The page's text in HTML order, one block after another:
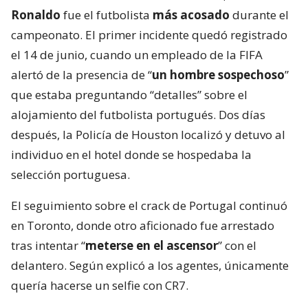
Ronaldo fue el futbolista más acosado durante el
campeonato. El primer incidente quedó registrado
el 14 de junio, cuando un empleado de la FIFA
alertó de la presencia de “un hombre sospechoso”
que estaba preguntando “detalles” sobre el
alojamiento del futbolista portugués. Dos días
después, la Policía de Houston localizó y detuvo al
individuo en el hotel donde se hospedaba la
selección portuguesa.
El seguimiento sobre el crack de Portugal continuó
en Toronto, donde otro aficionado fue arrestado
tras intentar “meterse en el ascensor” con el
delantero. Según explicó a los agentes, únicamente
quería hacerse un selfie con CR7.